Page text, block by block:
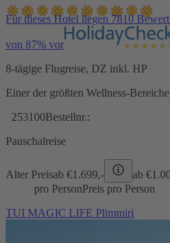
Für dieses Hotel liegen 7810
von 87% vor
8-tägige Flugreise, DZ inkl. HP
Einer der größten Wellness-
253100Bestellnr.:
Pauschalreise
Alter Preisab €1.699,- ab €
pro PersonPreis pro Person
TUI MAGIC LIFE Plimmiri